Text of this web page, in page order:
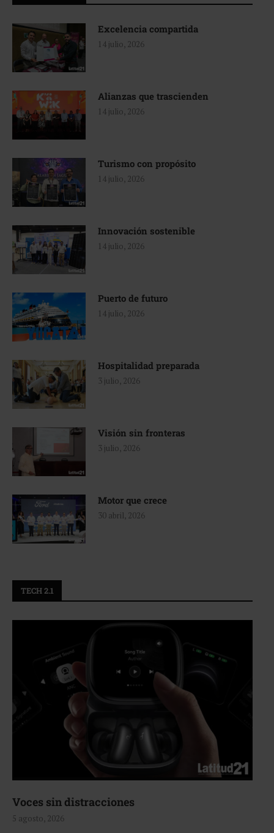
Excelencia compartida
14 julio, 2026
Alianzas que trascienden
14 julio, 2026
Turismo con propósito
14 julio, 2026
Innovación sostenible
14 julio, 2026
Puerto de futuro
14 julio, 2026
Hospitalidad preparada
3 julio, 2026
Visión sin fronteras
3 julio, 2026
Motor que crece
30 abril, 2026
TECH 2.1
Voces sin distracciones
5 agosto, 2026